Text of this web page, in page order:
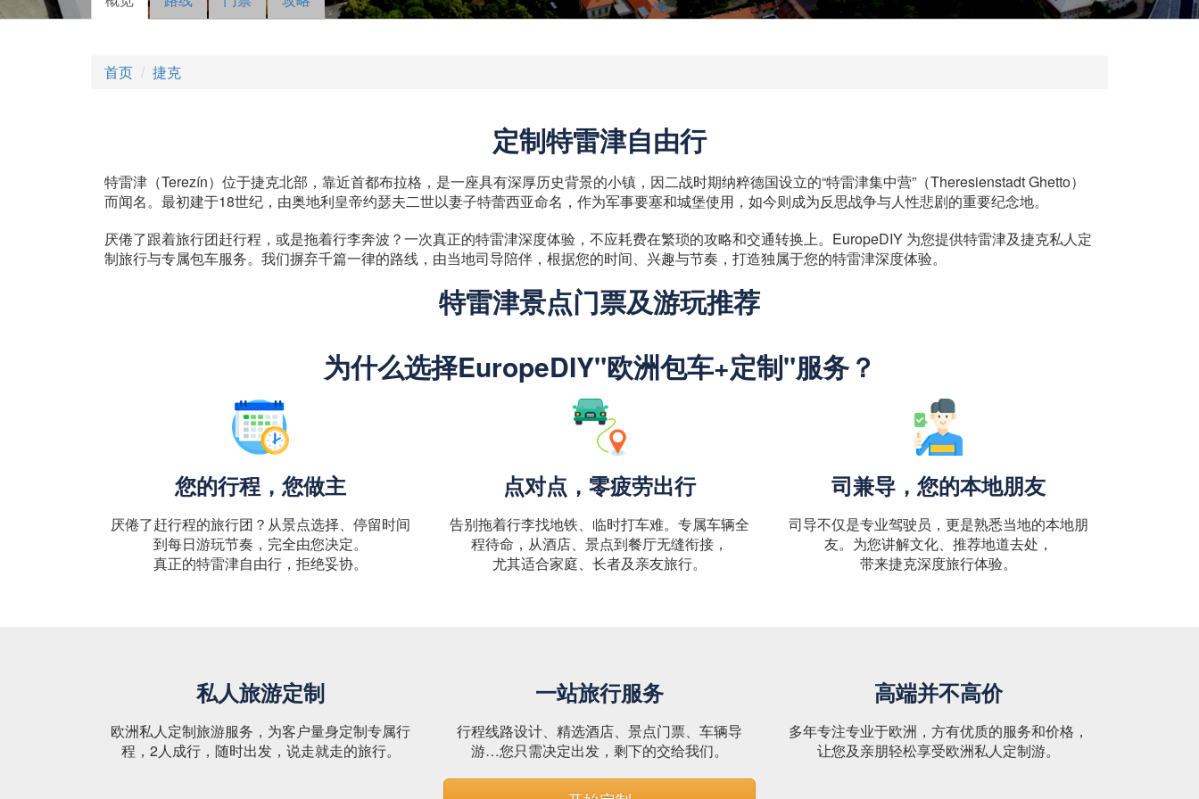
主标签
动标
首页 捷克
定制特雷津自由行
特雷津（Terezín）位于捷克北部，靠近首都布拉格，是一座具有深厚历史背景的小镇，因二战时期纳粹德国设立的“特雷津集中营”（Theresienstadt Ghetto）
而闻名。最初建于18世纪，由奥地利皇帝约瑟夫二世以妻子特蕾西亚命名，作为军事要塞和城堡使用，如今则成为反思战争与人性悲剧的重要纪念地。
厌倦了跟着旅行团赶行程，或是拖着行李奔波？一次真正的特雷津深度体验，不应耗费在繁琐的攻略和交通转换上。EuropeDIY 为您提供特雷津及捷克私人定
制旅行与专属包车服务。我们摒弃千篇一律的路线，由当地司导陪伴，根据您的时间、兴趣与节奏，打造独属于您的特雷津深度体验。
特雷津景点门票及游玩推荐
为什么选择EuropeDIY"欧洲包车+定制"服务？
您的行程，您做主
厌倦了赶行程的旅行团？从景点选择、停留时间
到每日游玩节奏，完全由您决定。
真正的特雷津自由行，拒绝妥协。
点对点，零疲劳出行
告别拖着行李找地铁、临时打车难。专属车辆全
程待命，从酒店、景点到餐厅无缝衔接，
尤其适合家庭、长者及亲友旅行。
司兼导，您的本地朋友
司导不仅是专业驾驶员，更是熟悉当地的本地朋
友。为您讲解文化、推荐地道去处，
带来捷克深度旅行体验。
私人旅游定制
欧洲私人定制旅游服务，为客户量身定制专属行
程，2人成行，随时出发，说走就走的旅行。
一站旅行服务
行程线路设计、精选酒店、景点门票、车辆导
游…您只需决定出发，剩下的交给我们。
高端并不高价
多年专注专业于欧洲，方有优质的服务和价格，
让您及亲朋轻松享受欧洲私人定制游。